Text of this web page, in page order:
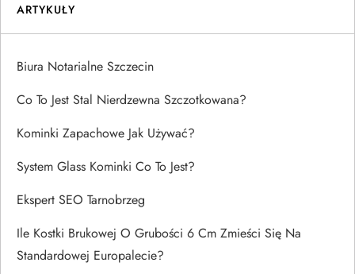
ARTYKUŁY
Biura Notarialne Szczecin
Co To Jest Stal Nierdzewna Szczotkowana?
Kominki Zapachowe Jak Używać?
System Glass Kominki Co To Jest?
Ekspert SEO Tarnobrzeg
Ile Kostki Brukowej O Grubości 6 Cm Zmieści Się Na
Standardowej Europalecie?